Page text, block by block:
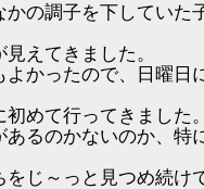
かの調子を下していた
えてきました。
よかったので、日曜日
初めて行ってきました
あるのかないのか、特
をじ～っと見つめ続け